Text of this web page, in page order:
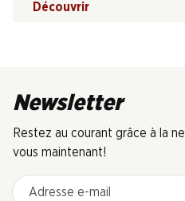
Découvrir
Newsletter
Restez au courant grâce à la
vous maintenant!
Adresse e-mail